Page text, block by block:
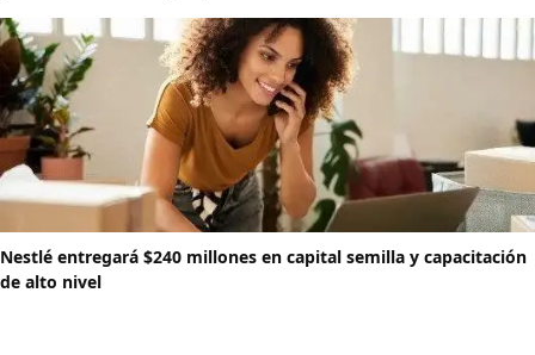
Nestlé entregará $240 millones en capital semilla y capacitación
de alto nivel